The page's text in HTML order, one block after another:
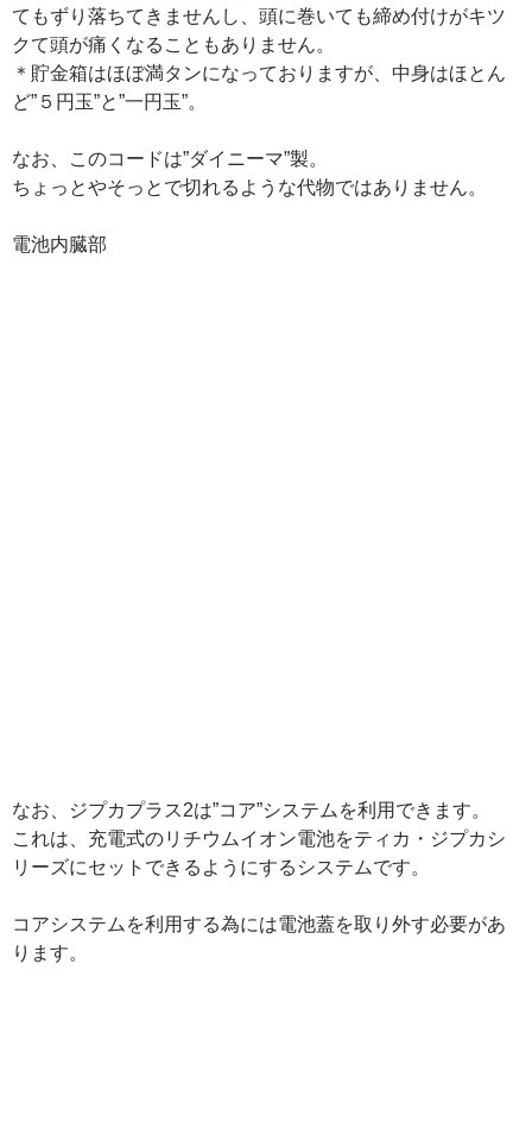
てもずり落ちてきませんし、頭に巻いても締め付けがキツ
クて頭が痛くなることもありません。
＊貯金箱はほぼ満タンになっておりますが、中身はほとん
ど”５円玉”と”一円玉”。
なお、このコードは”ダイニーマ”製。
ちょっとやそっとで切れるような代物ではありません。
電池内臓部
なお、ジプカプラス2は”コア”システムを利用できます。
これは、充電式のリチウムイオン電池をティカ・ジプカシ
リーズにセットできるようにするシステムです。
コアシステムを利用する為には電池蓋を取り外す必要があ
ります。